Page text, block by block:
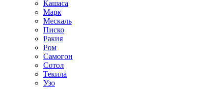
Кашаса
Марк
Мескаль
Писко
Ракия
Ром
Самогон
Сотол
Текила
Узо